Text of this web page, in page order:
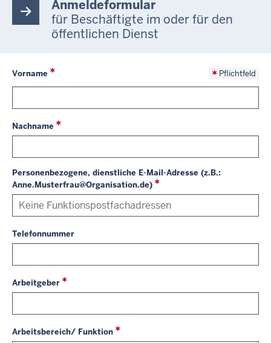
Anmeldeformular
für Beschäftigte im oder für den
öffentlichen Dienst
Pflichtfeld
Vorname
Nachname
Personenbezogene, dienstliche E-Mail-Adresse (z.B.:
Anne.Musterfrau@Organisation.de)
Telefonnummer
Arbeitgeber
Arbeitsbereich/ Funktion